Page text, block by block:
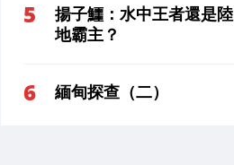
揚子鱷：水中王者還是陸
地霸主？
緬甸探查（二）